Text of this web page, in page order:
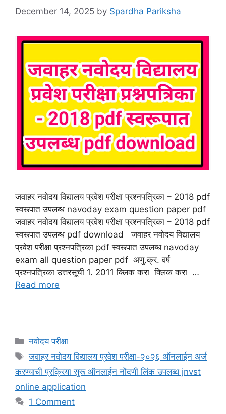
December 14, 2025 by Spardha Pariksha
जवाहर नवोदय विद्यालय प्रवेश परीक्षा प्रश्नपत्रिका – 2018 pdf
स्वरूपात उपलब्ध navoday exam question paper pdf
जवाहर नवोदय विद्यालय प्रवेश परीक्षा प्रश्नपत्रिका – 2018 pdf
स्वरूपात उपलब्ध pdf download जवाहर नवोदय विद्यालय
प्रवेश परीक्षा प्रश्नपत्रिका pdf स्वरूपात उपलब्ध navoday
exam all question paper pdf अणु.क्र. वर्ष
प्रश्नपत्रिका उत्तरसूची 1. 2011 क्लिक करा क्लिक करा …
Read more
Categories
नवोदय परीक्षा
Tags
जवाहर नवोदय विद्यालय प्रवेश परीक्षा-२०२६ ऑनलाईन अर्ज
करण्याची प्रक्रिया सुरू ऑनलाईन नोंदणी लिंक उपलब्ध jnvst
online application
1 Comment